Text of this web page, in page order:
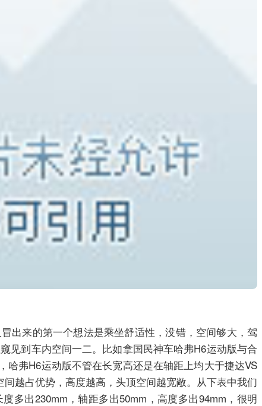
出来的第一个想法是乘坐舒适性，没错，空间够大，驾
见到车内空间一二。比如拿国民神车哈弗H6运动版与合
哈弗H6运动版不管在长宽高还是在轴距上均大于捷达VS
越占优势，高度越高，头顶空间越宽敞。从下表中我们
多出230mm，轴距多出50mm，高度多出94mm，很明